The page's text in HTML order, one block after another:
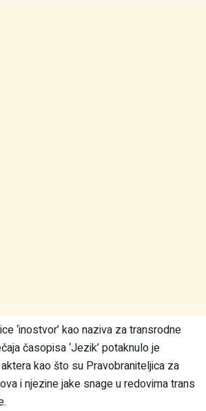
‘inostvor’ kao naziva za transrodne
časopisa ‘Jezik’ potaknulo je
kao što su Pravobraniteljica za
i njezine jake snage u redovima trans